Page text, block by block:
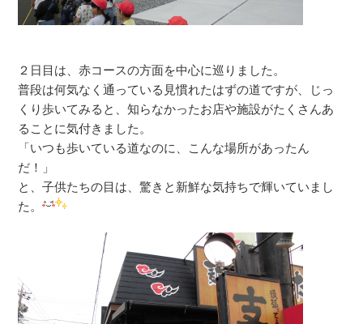
２日目は、赤コースの方面を中心に巡りました。
普段は何気なく通っている見慣れたはずの道ですが、じっ
くり歩いてみると、知らなかったお店や施設がたくさんあ
ることに気付きました。
「いつも歩いている道なのに、こんな場所があったん
だ！」
と、子供たちの目は、驚きと新鮮な気持ちで輝いていまし
た。